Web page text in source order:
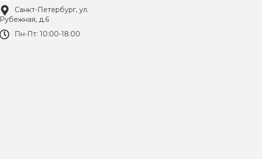
Санкт-Петербург, ул.
Рубежная, д.6
Пн-Пт: 10:00-18:00